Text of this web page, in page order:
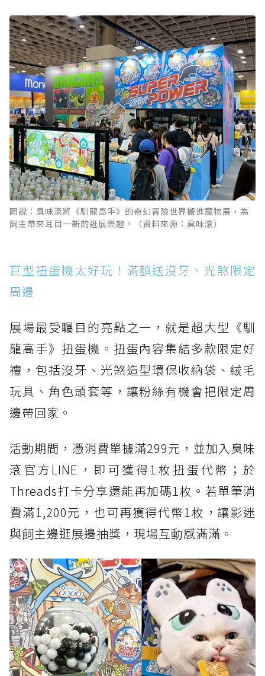
圖說：臭味滾將《馴龍高手》的奇幻冒險世界搬進寵物展，為
飼主帶來耳目一新的逛展樂趣。（資料來源：臭味滾）
巨型扭蛋機太好玩！滿額送沒牙、光煞限定
周邊
展場最受矚目的亮點之一，就是超大型《馴
龍高手》扭蛋機。扭蛋內容集結多款限定好
禮，包括沒牙、光煞造型環保收納袋、絨毛
玩具、角色頭套等，讓粉絲有機會把限定周
邊帶回家。
活動期間，憑消費單據滿299元，並加入臭味
滾官方LINE，即可獲得1枚扭蛋代幣；於
Threads打卡分享還能再加碼1枚。若單筆消
費滿1,200元，也可再獲得代幣1枚，讓影迷
與飼主邊逛展邊抽獎，現場互動感滿滿。